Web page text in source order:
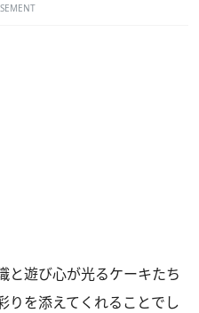
遊び心が光るケーキたち
りを添えてくれることでし